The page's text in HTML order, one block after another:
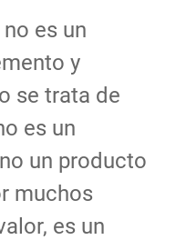
es un
y
se trata de
es un
un producto
muchos
es un